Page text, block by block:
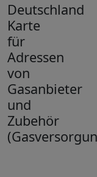
Deutschland
Karte
für
Adressen
von
Gasanbieter
und
Zubehör